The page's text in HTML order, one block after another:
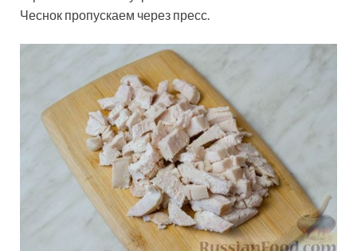
Чеснок пропускаем через пресс.